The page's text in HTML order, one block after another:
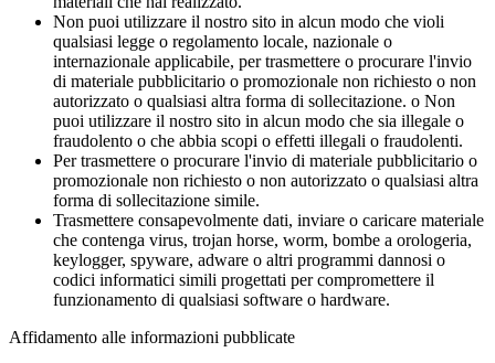
Non puoi utilizzare il nostro sito in alcun modo che violi
qualsiasi legge o regolamento locale, nazionale o
internazionale applicabile, per trasmettere o procurare l'invio
di materiale pubblicitario o promozionale non richiesto o non
autorizzato o qualsiasi altra forma di sollecitazione. o Non
puoi utilizzare il nostro sito in alcun modo che sia illegale o
fraudolento o che abbia scopi o effetti illegali o fraudolenti.
Per trasmettere o procurare l'invio di materiale pubblicitario o
promozionale non richiesto o non autorizzato o qualsiasi altra
forma di sollecitazione simile.
Trasmettere consapevolmente dati, inviare o caricare materiale
che contenga virus, trojan horse, worm, bombe a orologeria,
keylogger, spyware, adware o altri programmi dannosi o
codici informatici simili progettati per compromettere il
funzionamento di qualsiasi software o hardware.
Affidamento alle informazioni pubblicate